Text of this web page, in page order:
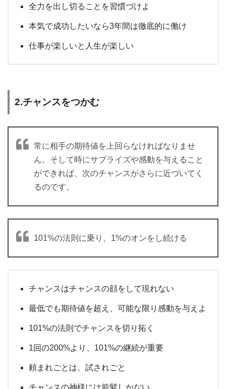
全力を出し切ることを習慣づけよ
本気で成功したいなら3年間は徹底的に働け
仕事が楽しいと人生が楽しい
2.チャンスをつかむ
常に相手の期待値を上回らなければなりませ
ん。そして時にサプライズや感動を与えること
ができれば、次のチャンスがさらに近づいてく
るのです。
101%の法則に乗り、1%のオンをし続ける
チャンスはチャンスの顔をして現れない
最低でも期待値を超え、可能な限り感動を与えよ
101%の法則でチャンスを切り拓く
1回の200%より、101%の継続が重要
頼まれごとは、試されごと
チャンスの神様には前髪しかない